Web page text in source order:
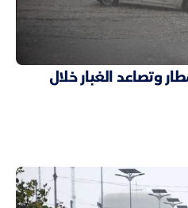
وتصاعد الغبار خلال